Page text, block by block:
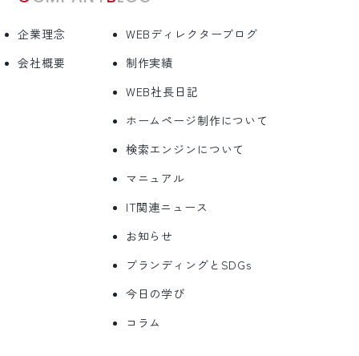
企業理念
会社概要
WEBディレクターブログ
制作実績
WEB社長日記
ホームページ制作について
検索エンジンについて
マニュアル
IT関連ニュース
お知らせ
ブランディングとSDGs
今日の学び
コラム